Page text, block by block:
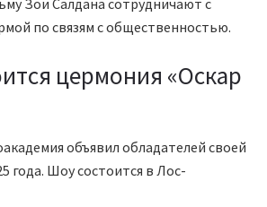
по связям с общественностью.
цермония «Оскар
объявил обладателей своей
года. Шоу состоится в Лос-